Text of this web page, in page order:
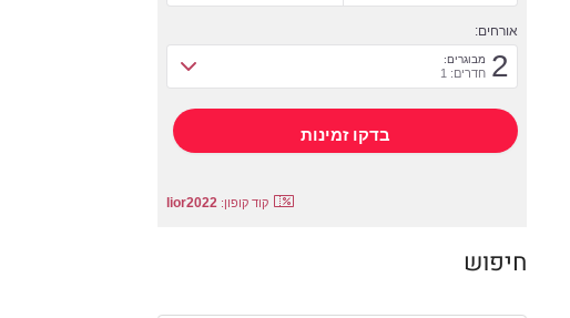
אורחים:
2 מבוגרים:
חדרים: 1
קוד קופון: lior2022
חיפוש